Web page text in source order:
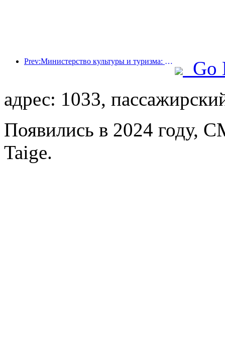
Prev:Министерство культуры и туризма: уделяет особое внимание как спросу, так и предложению для регулирования культурной и туристической потребительской деятельности и путешествий.
Go
адрес: 1033,
Появились в 2024 году,
Taige.